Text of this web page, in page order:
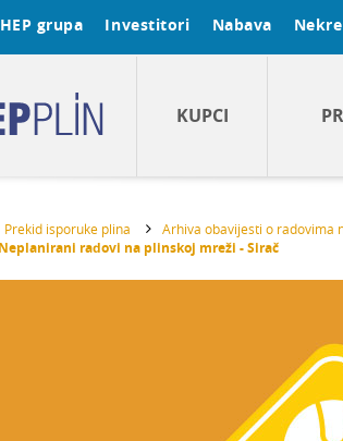
HEP grupa Investitori Nabava
KUPCI
Prekid isporuke plina Arhiva obavijesti o radovima
radovi na plinskoj mreži - Sirač